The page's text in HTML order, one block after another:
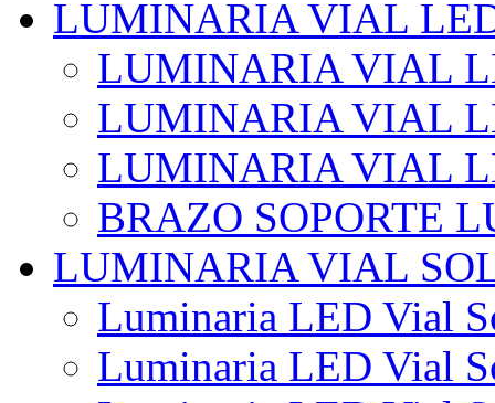
LUMINARIA VIAL
LUMINARIA VIAL
LUMINARIA VIAL
LUMINARIA VIAL
BRAZO SOPORTE
LUMINARIA VIAL
Luminaria LED Vial
Luminaria LED Vial